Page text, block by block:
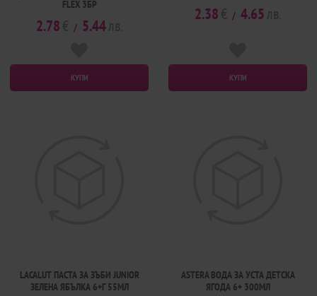
FLEX 3БР
2.78 / 5.44
КУПИ
2.38 / 4.65
КУПИ
LACALUT ПАСТА ЗА ЗЪБИ JUNIOR
ЗЕЛЕНА ЯБЪЛКА 6+Г 55МЛ
ASTERA ВОДА ЗА УСТА ДЕТСКА
ЯГОДА 6+ 300МЛ